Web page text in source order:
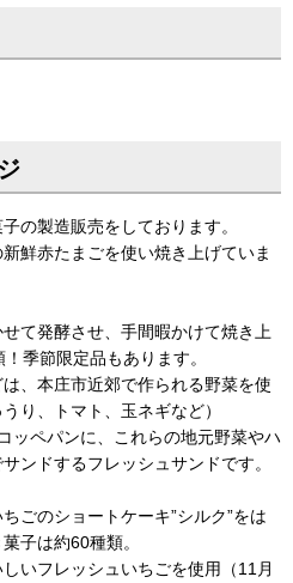
の製造販売をしております。
鮮赤たまごを使い焼き上げていま
て発酵させ、手間暇かけて焼き上
季節限定品もあります。
、本庄市近郊で作られる野菜を使
り、トマト、玉ネギなど）
ッペパンに、これらの地元野菜やハ
ンドするフレッシュサンドです。
ごのショートケーキ”シルク”をは
子は約60種類。
いフレッシュいちごを使用（11月